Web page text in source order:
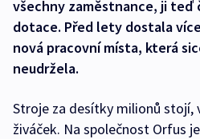
všechny zaměstnance, ji teď
dotace. Před lety dostala
nová pracovní místa, která
neudržela.
Stroje za desítky milionů stojí,
živáček. Na společnost Orfus